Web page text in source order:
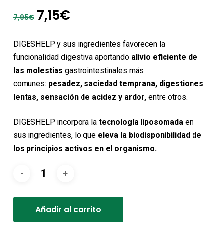
7,95€ El
original
era:
7,95€.
7,15€El
actual
es:
7,15€.
DIGESHELP y sus ingredientes favorecen la
funcionalidad digestiva aportando alivio eficiente de
las molestias gastrointestinales más
comunes: pesadez, saciedad temprana, digestiones
lentas, sensación de acidez y ardor, entre otros.
DIGESHELP incorpora la tecnología liposomada en
sus ingredientes, lo que eleva la biodisponibilidad de
los principios activos en el organismo.
Añadir al carrito